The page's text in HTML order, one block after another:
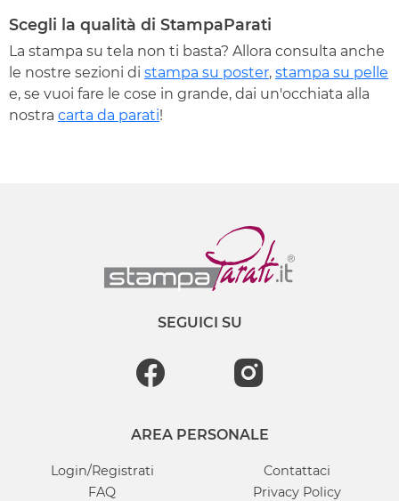
Scegli la qualità di StampaParati
La stampa su tela non ti basta? Allora consulta anche
le nostre sezioni di stampa su poster, stampa su pelle
e, se vuoi fare le cose in grande, dai un'occhiata alla
nostra carta da parati!
SEGUICI SU
AREA PERSONALE
Login/Registrati
Contattaci
FAQ
Privacy Policy